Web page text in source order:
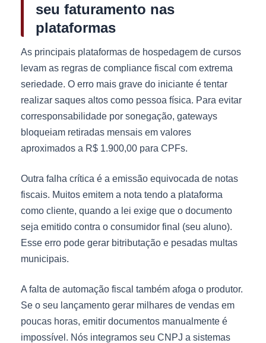
seu faturamento nas
plataformas
As principais plataformas de hospedagem de cursos
levam as regras de compliance fiscal com extrema
seriedade. O erro mais grave do iniciante é tentar
realizar saques altos como pessoa física. Para evitar
corresponsabilidade por sonegação, gateways
bloqueiam retiradas mensais em valores
aproximados a R$ 1.900,00 para CPFs.
Outra falha crítica é a emissão equivocada de notas
fiscais. Muitos emitem a nota tendo a plataforma
como cliente, quando a lei exige que o documento
seja emitido contra o consumidor final (seu aluno).
Esse erro pode gerar bitributação e pesadas multas
municipais.
A falta de automação fiscal também afoga o produtor.
Se o seu lançamento gerar milhares de vendas em
poucas horas, emitir documentos manualmente é
impossível. Nós integramos seu CNPJ a sistemas